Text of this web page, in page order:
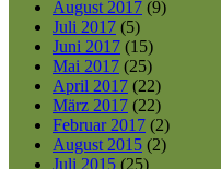
August 2017 (9)
Juli 2017 (5)
Juni 2017 (15)
Mai 2017 (25)
April 2017 (22)
März 2017 (22)
Februar 2017 (2)
August 2015 (2)
Juli 2015 (25)